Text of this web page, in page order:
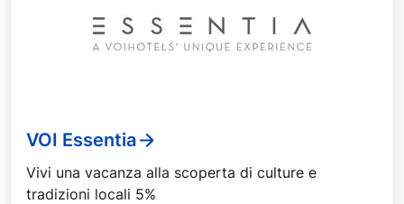
VOI Essentia
Vivi una vacanza alla scoperta di culture e
tradizioni locali 5%